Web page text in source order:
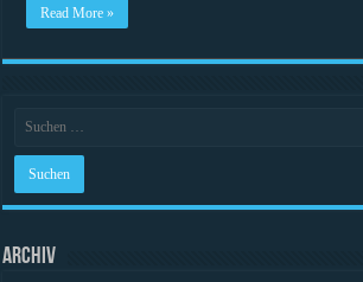
Read More »
Archiv